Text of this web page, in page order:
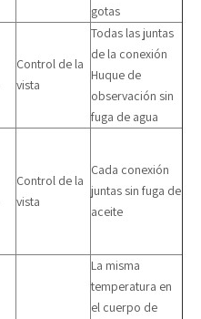
gotas
Control de la
vista
Todas las juntas
de la conexión
Huque de
observación sin
fuga de agua
Control de la
vista
Cada conexión
juntas sin fuga de
aceite
La misma
temperatura en
el cuerpo de